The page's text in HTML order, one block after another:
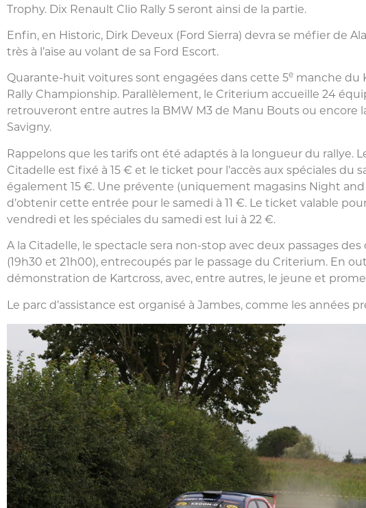
Trophy. Dix Renault Clio Rally 5 seront ainsi de la partie.
Enfin, en Historic, Dirk Deveux (Ford Sierra) devra se méfier de
très à l’aise au volant de sa Ford Escort.
Quarante-huit voitures sont engagées dans cette 5e manche du
Rally Championship. Parallèlement, le Criterium accueille 24
retrouveront entre autres la BMW M3 de Manu Bouts ou encore
Savigny.
Rappelons que les tarifs ont été adaptés à la longueur du rallye.
Citadelle est fixé à 15 € et le ticket pour l’accès aux spéciales du
également 15 €. Une prévente (uniquement magasins Night
d’obtenir cette entrée pour le samedi à 11 €. Le ticket valable
vendredi et les spéciales du samedi est lui à 22 €.
A la Citadelle, le spectacle sera non-stop avec deux passages
(19h30 et 21h00), entrecoupés par le passage du Criterium. En
démonstration de Kartcross, avec, entre autres, le jeune et
Le parc d’assistance est organisé à Jambes, comme les années